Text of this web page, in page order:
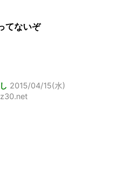
てないぞ
2015/04/15(水)